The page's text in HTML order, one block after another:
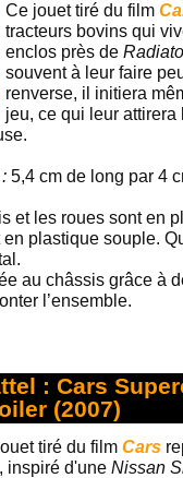
Ce jouet tiré du film
tracteurs bovins qui
enclos près de
souvent à leur faire
renverse, il initiera
jeu, ce qui leur
5,4 cm de long par 4
et les roues sont en
en plastique souple.
au châssis grâce à
l’ensemble.
: Cars
(2007)
tiré du film Cars
inspiré d'une Nissan